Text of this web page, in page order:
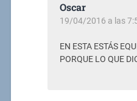
Oscar
19/04/2016 a las
EN ESTA ESTÁS
PORQUE LO QUE